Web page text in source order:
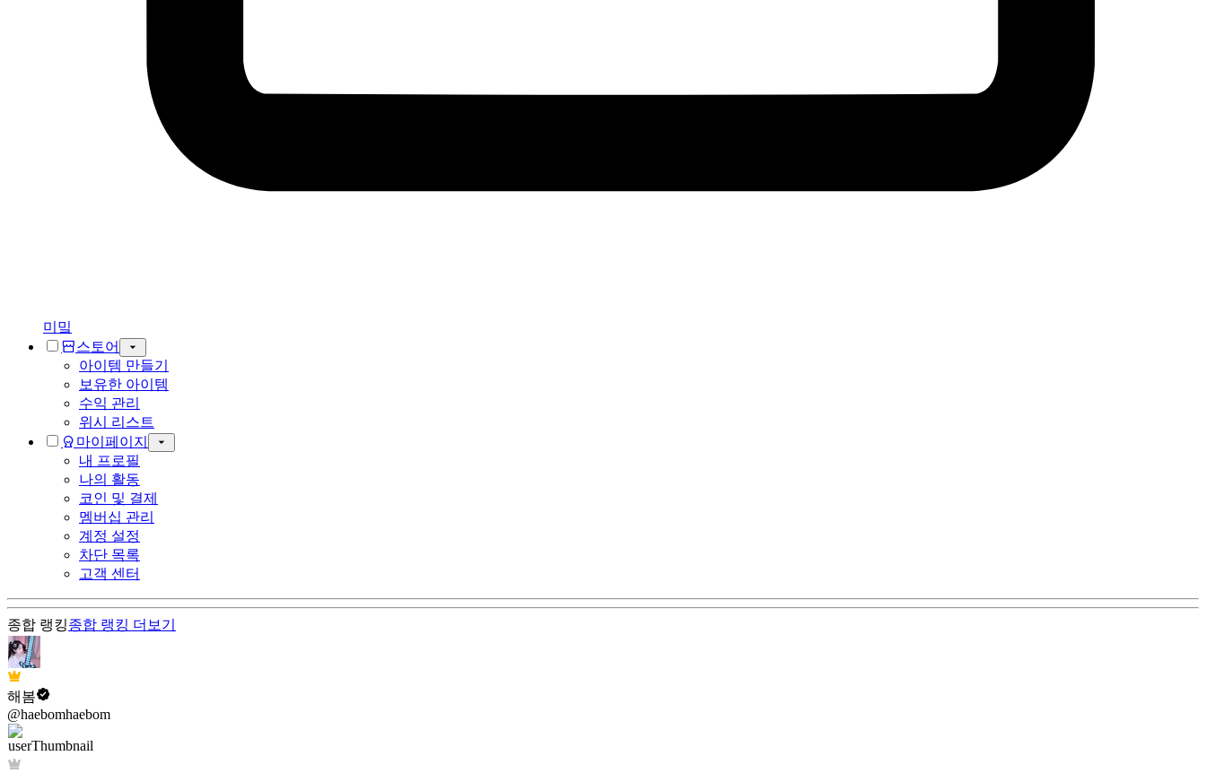
미밐
스토어
아이템 만들기
보유한 아이템
수익 관리
위시 리스트
마이페이지
내 프로필
나의 활동
코인 및 결제
멤버십 관리
계정 설정
차단 목록
고객 센터
종합 랭킹종합 랭킹 더보기
해봄
@haebomhaebom